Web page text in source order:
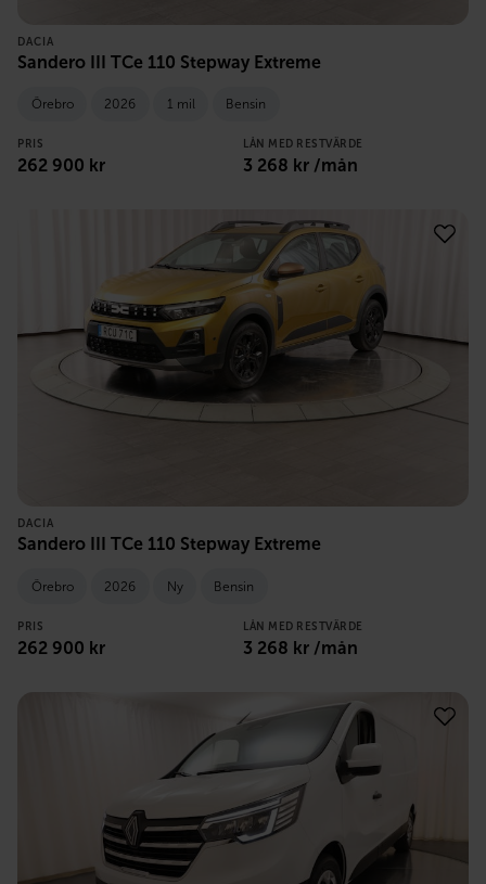
DACIA
Sandero III TCe 110 Stepway Extreme
Örebro 2026 1 mil Bensin
PRIS
262 900 kr
LÅN MED RESTVÄRDE
3 268 kr /mån
DACIA
Sandero III TCe 110 Stepway Extreme
Örebro 2026 Ny Bensin
PRIS
262 900 kr
LÅN MED RESTVÄRDE
3 268 kr /mån